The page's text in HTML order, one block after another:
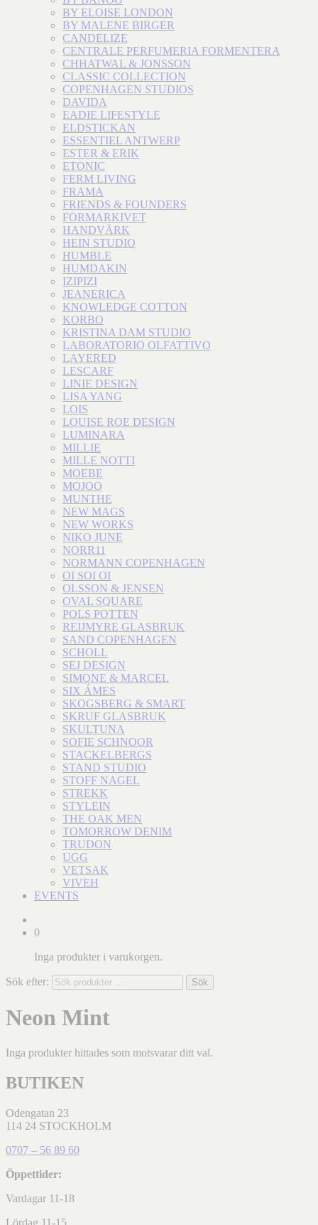
BY ELOISE LONDON
BY MALENE BIRGER
CANDELIZE
CENTRALE PERFUMERIA FORMENTERA
CHHATWAL & JONSSON
CLASSIC COLLECTION
COPENHAGEN STUDIOS
DAVIDA
EADIE LIFESTYLE
ELDSTICKAN
ESSENTIEL ANTWERP
ESTER & ERIK
ETONIC
FERM LIVING
FRAMA
FRIENDS & FOUNDERS
FORMARKIVET
HANDVÄRK
HEIN STUDIO
HUMBLE
HUMDAKIN
IZIPIZI
JEANERICA
KNOWLEDGE COTTON
KORBO
KRISTINA DAM STUDIO
LABORATORIO OLFATTIVO
LAYERED
LESCARF
LINIE DESIGN
LISA YANG
LOIS
LOUISE ROE DESIGN
LUMINARA
MILLIE
MILLE NOTTI
MOEBE
MOJOO
MUNTHE
NEW MAGS
NEW WORKS
NIKO JUNE
NORR11
NORMANN COPENHAGEN
OI SOI OI
OLSSON & JENSEN
OVAL SQUARE
POLS POTTEN
REIJMYRE GLASBRUK
SAND COPENHAGEN
SCHOLL
SEJ DESIGN
SIMONE & MARCEL
SIX ÁMES
SKOGSBERG & SMART
SKRUF GLASBRUK
SKULTUNA
SOFIE SCHNOOR
STACKELBERGS
STAND STUDIO
STOFF NAGEL
STREKK
STYLEIN
THE OAK MEN
TOMORROW DENIM
TRUDON
UGG
VETSAK
VIVEH
EVENTS
0
Inga produkter i varukorgen.
Sök efter: Sök
Neon Mint
Inga produkter hittades som motsvarar ditt val.
BUTIKEN
Odengatan 23
114 24 STOCKHOLM
0707 – 56 89 60
Öppettider:
Vardagar 11-18
Lördag 11-15